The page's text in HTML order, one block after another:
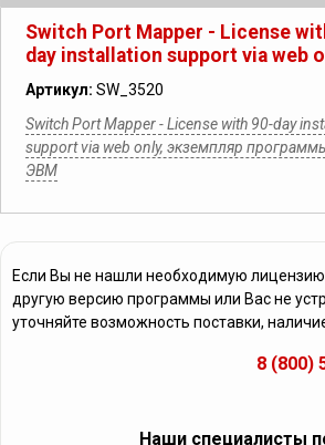
Switch Port Mapper - License
day installation support via web
Артикул: SW_3520
Switch Port Mapper - License with 90-day
support via web only, экземпляр
ЭВМ
Если Вы не нашли необходимую лицензию
другую версию программы или Вас не
уточняйте возможность поставки,
8 (800)
Наши специалисты